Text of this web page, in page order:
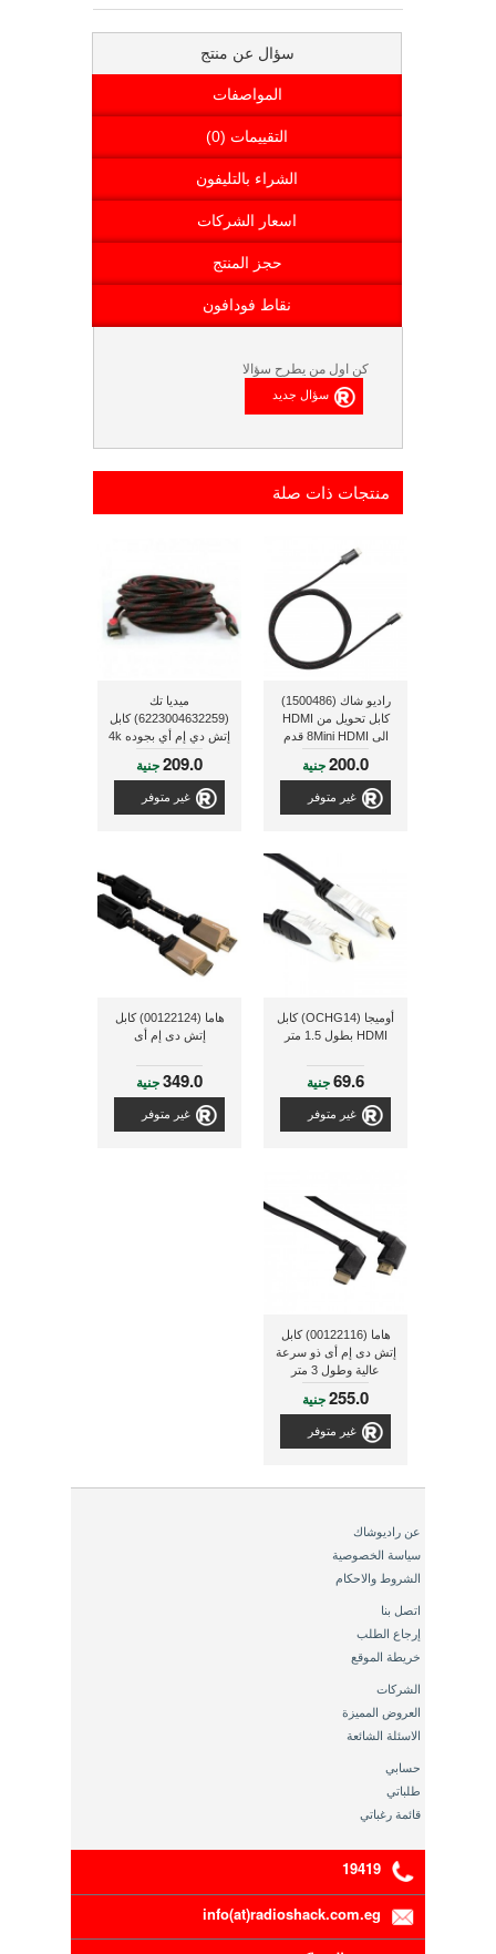
سؤال عن منتج
المواصفات
التقييمات (0)
الشراء بالتليفون
اسعار الشركات
حجز المنتج
نقاط فودافون
كن اول من يطرح سؤالا
منتجات ذات صلة
راديو شاك (1500486)
كابل تحويل من HDMI
الى 8Mini HDMI قدم
200.0جنية
غير متوفر
ميديا تك
(6223004632259) كابل
إتش دي إم أي بجوده 4k
ذو طول 5 متر
209.0جنية
غير متوفر
أوميجا (OCHG14) كابل
HDMI بطول 1.5 متر
69.6جنية
غير متوفر
هاما (00122124) كابل
إتش دى إم أى
349.0جنية
غير متوفر
هاما (00122116) كابل
إتش دى إم أى ذو سرعة
عالية وطول 3 متر
255.0جنية
غير متوفر
عن راديوشاك
سياسة الخصوصية
الشروط والاحكام
اتصل بنا
إرجاع الطلب
خريطة الموقع
الشركات
العروض المميزة
الاسئلة الشائعة
حسابي
طلباتي
قائمة رغباتي
19419
info(at)radioshack.com.eg